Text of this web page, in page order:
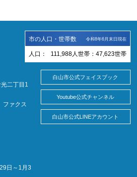
市の人口・世帯数 令和8年6月末日現在
人口： 111,988 人 世帯： 47,623世帯
二丁目1
ァクス
日～1月3
白山市公式フェイスブック
Youtube公式チャンネル
白山市公式LINEアカウント